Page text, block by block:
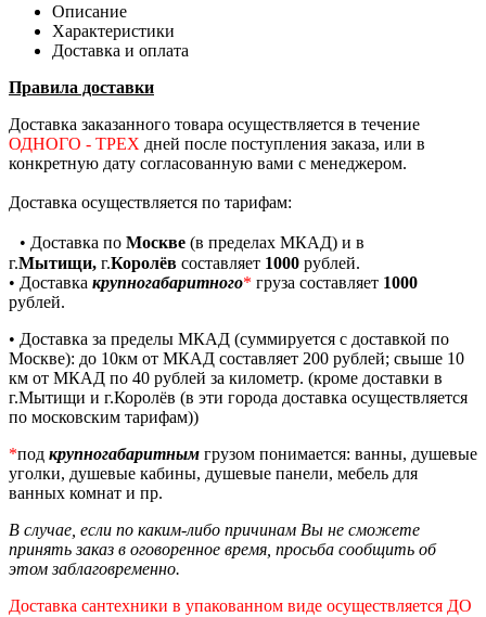
Описание
Характеристики
Доставка и оплата
Правила доставки
Доставка заказанного товара осуществляется в течение
ОДНОГО - ТРЕХ дней после поступления заказа, или в
конкретную дату согласованную вами с менеджером.
Доставка осуществляется по тарифам:
• Доставка по Москве (в пределах МКАД) и в
г.Мытищи, г.Королёв составляет 1000 рублей.
• Доставка крупногабаритного* груза составляет 1000
рублей.
• Доставка за пределы МКАД (суммируется с доставкой по
Москве): до 10км от МКАД составляет 200 рублей; свыше 10
км от МКАД по 40 рублей за километр. (кроме доставки в
г.Мытищи и г.Королёв (в эти города доставка осуществляется
по московским тарифам))
*под крупногабаритным грузом понимается: ванны, душевые
уголки, душевые кабины, душевые панели, мебель для
ванных комнат и пр.
В случае, если по каким-либо причинам Вы не сможете
принять заказ в оговоренное время, просьба сообщить об
этом заблаговременно.
Доставка сантехники в упакованном виде осуществляется ДО